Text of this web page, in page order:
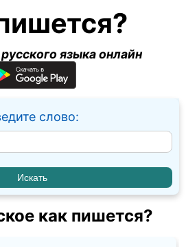
языка онлайн
слово:
как пишется?